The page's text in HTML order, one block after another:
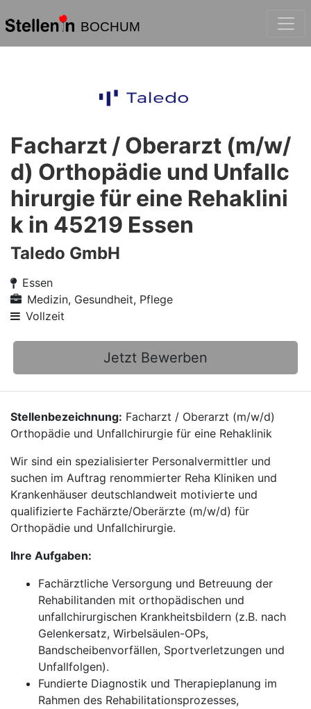
BOCHUM
Facharzt / Oberarzt (m/w/
d) Orthopädie und Unfallc
hirurgie für eine Rehaklini
k in 45219 Essen
Taledo GmbH
Essen
Medizin, Gesundheit, Pflege
Vollzeit
Jetzt Bewerben
Stellenbezeichnung: Facharzt / Oberarzt (m/w/d)
Orthopädie und Unfallchirurgie für eine Rehaklinik
Wir sind ein spezialisierter Personalvermittler und
suchen im Auftrag renommierter Reha Kliniken und
Krankenhäuser deutschlandweit motivierte und
qualifizierte Fachärzte/Oberärzte (m/w/d) für
Orthopädie und Unfallchirurgie.
Ihre Aufgaben:
Fachärztliche Versorgung und Betreuung der
Rehabilitanden mit orthopädischen und
unfallchirurgischen Krankheitsbildern (z.B. nach
Gelenkersatz, Wirbelsäulen-OPs,
Bandscheibenvorfällen, Sportverletzungen und
Unfallfolgen).
Fundierte Diagnostik und Therapieplanung im
Rahmen des Rehabilitationsprozesses,